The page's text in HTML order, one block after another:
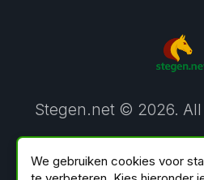
Stegen.net © 2026. All
We gebruiken cookies voor